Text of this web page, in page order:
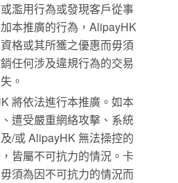
濫用行為或發現客戶從事
本推廣的行為，AlipayHK
格或其所獲之優惠而毋須
任何涉及違規行為的交易
。
將依法進行本推廣。如本
遭受嚴重網絡攻擊、系統
/或 AlipayHK 無法操控的
皆屬不可抗力的情況。卡
須為因不可抗力的情況而